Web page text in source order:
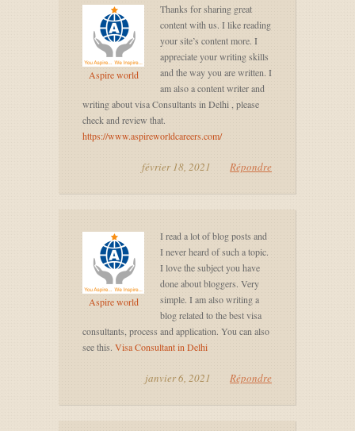
Aspire world
Thanks for sharing great
content with us. I like reading
your site’s content more. I
appreciate your writing skills
and the way you are written. I
am also a content writer and
writing about visa Consultants in Delhi , please
check and review that.
https://www.aspireworldcareers.com/
février 18, 2021 Répondre
Aspire world
I read a lot of blog posts and
I never heard of such a topic.
I love the subject you have
done about bloggers. Very
simple. I am also writing a
blog related to the best visa
consultants, process and application. You can also
see this. Visa Consultant in Delhi
janvier 6, 2021 Répondre